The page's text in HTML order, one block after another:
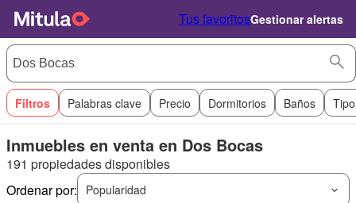
Tus favoritosGestionar alertas
Filtros Palabras clave Precio Dormitorios Baños
Inmuebles en venta en Dos Bocas
191 propiedades disponibles
Ordenar por:
Popularidad